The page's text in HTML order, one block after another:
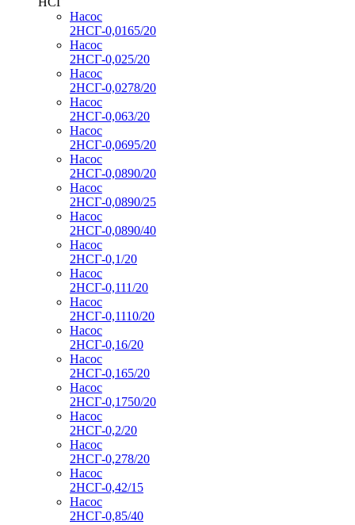
Насос
2НСГ-0,0165/20
Насос
2НСГ-0,025/20
Насос
2НСГ-0,0278/20
Насос
2НСГ-0,063/20
Насос
2НСГ-0,0695/20
Насос
2НСГ-0,0890/20
Насос
2НСГ-0,0890/25
Насос
2НСГ-0,0890/40
Насос
2НСГ-0,1/20
Насос
2НСГ-0,111/20
Насос
2НСГ-0,1110/20
Насос
2НСГ-0,16/20
Насос
2НСГ-0,165/20
Насос
2НСГ-0,1750/20
Насос
2НСГ-0,2/20
Насос
2НСГ-0,278/20
Насос
2НСГ-0,42/15
Насос
2НСГ-0,85/40